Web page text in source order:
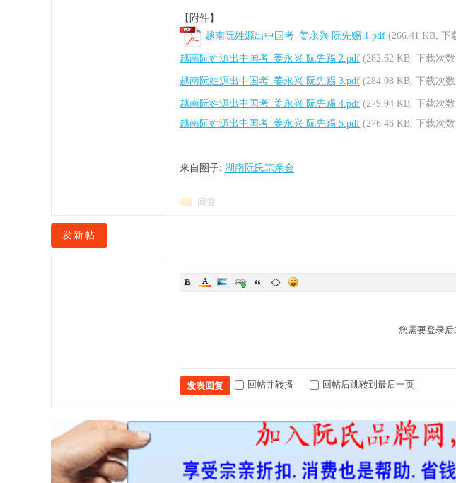
【附件】
越南阮姓源出中国考_姜永兴 阮先赐 1.pdf (266.41 KB, 下
越南阮姓源出中国考_姜永兴 阮先赐 2.pdf (282.62 KB, 下载次
越南阮姓源出中国考_姜永兴 阮先赐 3.pdf (284.08 KB, 下载次
越南阮姓源出中国考_姜永兴 阮先赐 4.pdf (279.94 KB, 下载次
越南阮姓源出中国考_姜永兴 阮先赐 5.pdf (276.46 KB, 下载次
来自圈子: 湖南阮氏宗亲会
回复
发新帖
您需要登录
发表回复 回帖并转播 回帖后跳转到最后一页